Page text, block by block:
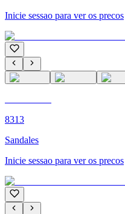
Inicie sessao para ver os precos
8313
Sandales
Inicie sessao para ver os precos